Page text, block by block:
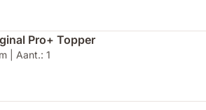
Pro+ Topper
| Aant.: 1